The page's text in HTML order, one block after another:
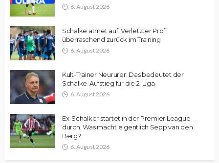
6. August 2026
Schalke atmet auf: Verletzter Profi
überraschend zurück im Training
6. August 2026
Kult-Trainer Neururer: Das bedeutet der
Schalke-Aufstieg für die 2. Liga
6. August 2026
Ex-Schalker startet in der Premier League
durch: Was macht eigentlich Sepp van den
Berg?
6. August 2026